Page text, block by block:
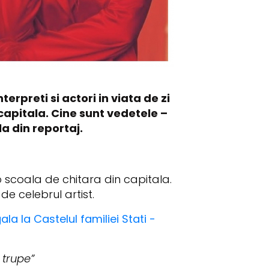
si actori in viata de zi
Cine sunt vedetele –
din reportaj.
scoala de chitara din capitala.
celebrul artist.
la Castelul familiei Stati -